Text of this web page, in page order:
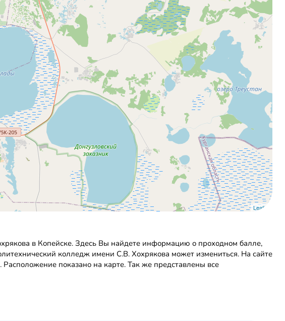
Leaflet
в Копейске. Здесь Вы найдете информацию о проходном балле,
колледж имени С.В. Хохрякова может измениться. На сайте
показано на карте. Так же представлены все